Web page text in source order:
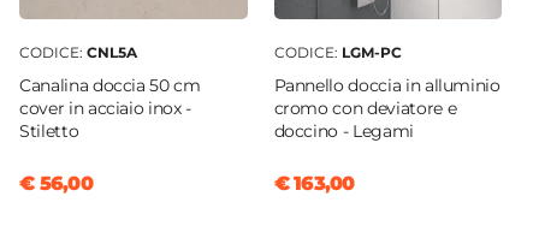
78 cm|80 cm
Estensibile
Larghezza Massima
CODICE: CNL5A
Canalina doccia 50 cm
cover in acciaio inox -
Stiletto
€ 56,00
CODICE: LGM-PC
Pannello doccia in alluminio
cromo con deviatore e
doccino - Legami
€ 163,00